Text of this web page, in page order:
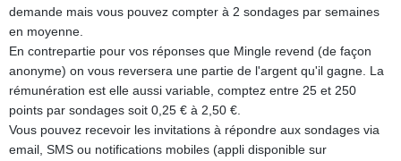
demande mais vous pouvez compter à 2 sondages par semaines
en moyenne.
En contrepartie pour vos réponses que Mingle revend (de façon
anonyme) on vous reversera une partie de l'argent qu'il gagne. La
rémunération est elle aussi variable, comptez entre 25 et 250
points par sondages soit 0,25 € à 2,50 €.
Vous pouvez recevoir les invitations à répondre aux sondages via
email, SMS ou notifications mobiles (appli disponible sur